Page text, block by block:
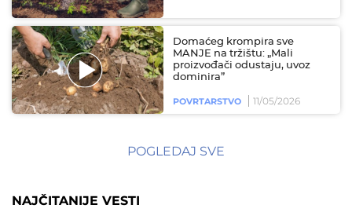
Domaćeg krompira sve
MANJE na tržištu: „Mali
proizvođači odustaju, uvoz
dominira”
POVRTARSTVO 11/05/2026
POGLEDAJ SVE
NAJČITANIJE VESTI